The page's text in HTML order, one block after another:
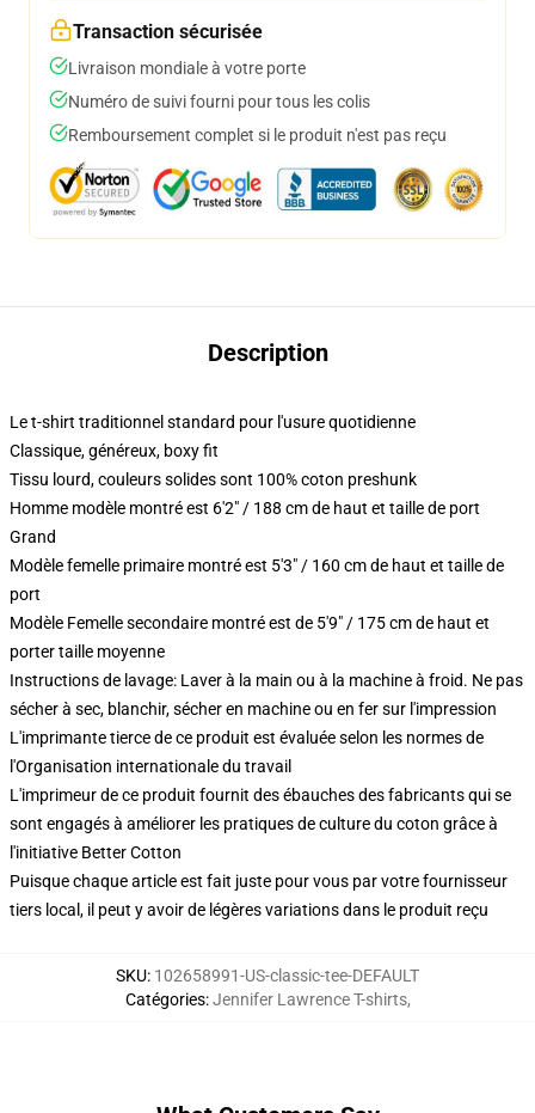
Transaction sécurisée
Livraison mondiale à votre porte
Numéro de suivi fourni pour tous les colis
Remboursement complet si le produit n'est pas reçu
Description
Le t-shirt traditionnel standard pour l'usure quotidienne
Classique, généreux, boxy fit
Tissu lourd, couleurs solides sont 100% coton preshunk
Homme modèle montré est 6'2" / 188 cm de haut et taille de port
Grand
Modèle femelle primaire montré est 5'3" / 160 cm de haut et taille de
port
Modèle Femelle secondaire montré est de 5'9" / 175 cm de haut et
porter taille moyenne
Instructions de lavage: Laver à la main ou à la machine à froid. Ne pas
sécher à sec, blanchir, sécher en machine ou en fer sur l'impression
L'imprimante tierce de ce produit est évaluée selon les normes de
l'Organisation internationale du travail
L'imprimeur de ce produit fournit des ébauches des fabricants qui se
sont engagés à améliorer les pratiques de culture du coton grâce à
l'initiative Better Cotton
Puisque chaque article est fait juste pour vous par votre fournisseur
tiers local, il peut y avoir de légères variations dans le produit reçu
SKU: 102658991-US-classic-tee-DEFAULT
Catégories:Jennifer Lawrence T-shirts,